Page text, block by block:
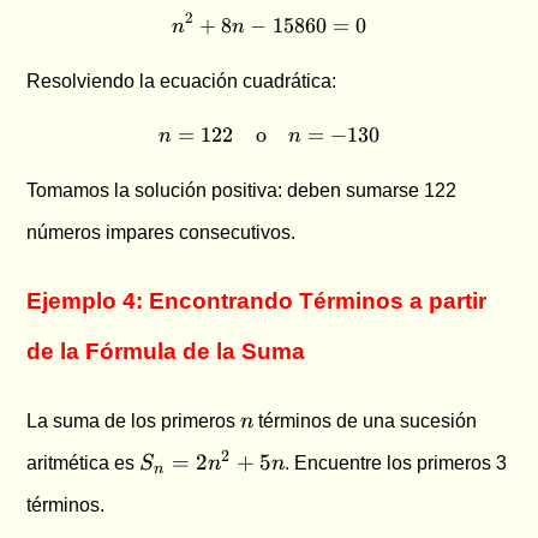
n^2 + 8n - 15860 = 0
n2 + 8n − 15860 = 0
Resolviendo la ecuación cuadrática:
n = 122 \quad \text{o}
n = 122 o n = −130
Tomamos la solución positiva: deben sumarse 122
números impares consecutivos.
Ejemplo 4: Encontrando Términos a partir
de la Fórmula de la Suma
La suma de los primerosn
n términos de una sucesión
aritmética es S_n
Sn = 2n2 + 5n. Encuentre los primeros 3
términos.